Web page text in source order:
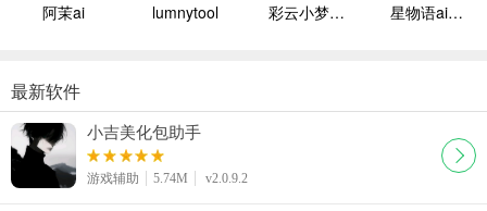
阿茉ai lumnytool 彩云小梦国际版 星物语ai聊天
最新软件
小吉美化包助手
游戏辅助 5.74M v2.0.9.2